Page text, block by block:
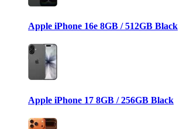
Apple iPhone 16e 8GB / 512GB Black
Apple iPhone 17 8GB / 256GB Black